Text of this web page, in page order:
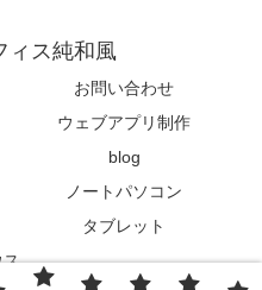
ィス純和風
お問い合わせ
ウェブアプリ制作
blog
ノートパソコン
タブレット
ス